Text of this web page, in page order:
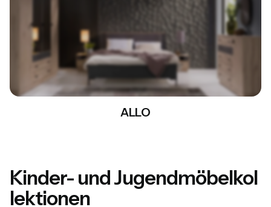
+9
MEHR SEHEN
ALLO
Kinder- und Jugendmöbelkol
lektionen